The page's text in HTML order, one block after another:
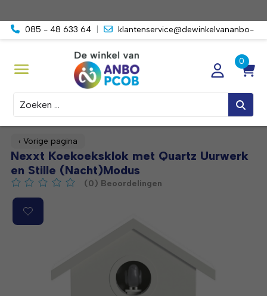
085 - 48 633 64
klantenservice@dewinkelvananbo-
Zoeken
‹ Vorige pagina
Nexxt Koekoeksklok met Quartz Uurwerk
en Stille (Nacht)Modus
De beoordeling van dit product is0van de 5
(0) Beoordelingen
Product image slideshow Items